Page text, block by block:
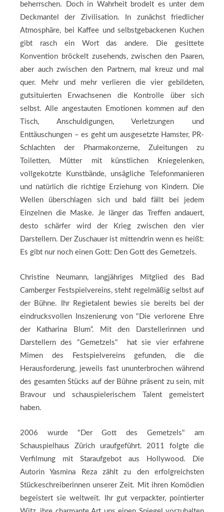
beherrschen. Doch in Wahrheit brodelt es unter dem
Deckmantel der Zivilisation. In zunächst friedlicher
Atmosphäre, bei Kaffee und selbstgebackenen Kuchen
gibt rasch ein Wort das andere. Die gesittete
Konvention bröckelt zusehends, zwischen den Paaren,
aber auch zwischen den Partnern, mal kreuz und mal
quer. Mehr und mehr verlieren die vier gebildeten,
gutsituierten Erwachsenen die Kontrolle über sich
selbst. Alle angestauten Emotionen kommen auf den
Tisch, Anschuldigungen, Verletzungen und
Enttäuschungen – es geht um ausgesetzte Hamster, PR-
Schlachten der Pharmakonzerne, Zuleitungen zu
Toiletten, Mütter mit künstlichen Kniegelenken,
vollgekotzte Kunstbände, unsägliche Telefonmanieren
und natürlich die richtige Erziehung von Kindern. Die
Wellen überschlagen sich und bald fällt bei jedem
Einzelnen die Maske. Je länger das Treffen andauert,
desto schärfer wird der Krieg zwischen den vier
Darstellern. Der Zuschauer ist mittendrin wenn es heißt:
Es gibt nur noch einen Gott: Den Gott des Gemetzels.
Christine Neumann, langjähriges Mitglied des Bad
Camberger Festspielvereins, steht regelmäßig selbst auf
der Bühne. Ihr Regietalent bewies sie bereits bei der
eindrucksvollen Inszenierung von "Die verlorene Ehre
der Katharina Blum“. Mit den Darstellerinnen und
Darstellern des "Gemetzels" hat sie vier erfahrene
Mimen des Festspielvereins gefunden, die die
Herausforderung, jeweils fast ununterbrochen während
des gesamten Stücks auf der Bühne präsent zu sein, mit
Bravour und schauspielerischem Talent gemeistert
haben.
2006 wurde "Der Gott des Gemetzels" am
Schauspielhaus Zürich uraufgeführt. 2011 folgte die
Verfilmung mit Staraufgebot aus Hollywood. Die
Autorin Yasmina Reza zählt zu den erfolgreichsten
Stückeschreiberinnen unserer Zeit. Mit ihren Komödien
begeistert sie weltweit. Ihr gut verpackter, pointierter